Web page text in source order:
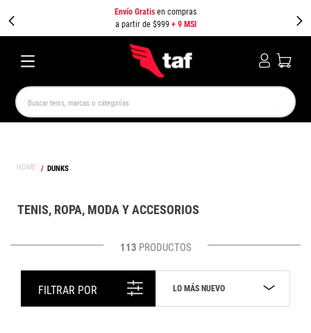
Envío Gratis en compras
a partir de $999 + 9 MSI
Buscar tenis, marcas o categorías
DUNKS
TENIS, ROPA, MODA Y ACCESORIOS
113 PRODUCTOS
FILTRAR POR LO MÁS NUEVO